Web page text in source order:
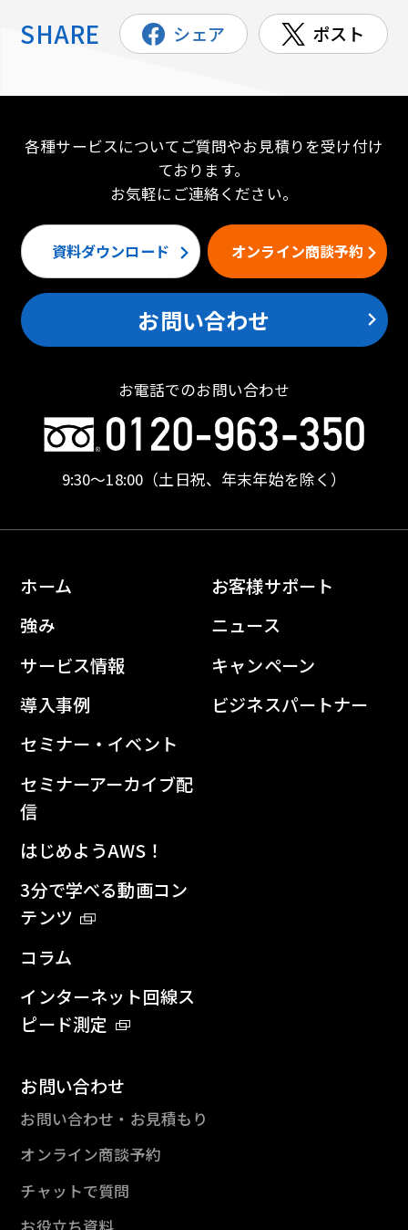
SHARE シェア ポスト
各種サービスについてご質問やお見積りを受け付け
ております。
お気軽にご連絡ください。
資料ダウンロード オンライン商談予約
お問い合わせ
お電話でのお問い合わせ
9:30〜18:00 （土日祝、年末年始を除く）
ホーム
強み
サービス情報
導入事例
セミナー・イベント
セミナーアーカイブ配
信
はじめようAWS！
3分で学べる動画コン
テンツ
コラム
インターネット回線ス
ピード測定
お客様サポート
ニュース
キャンペーン
ビジネスパートナー
お問い合わせ
お問い合わせ・お見積もり
オンライン商談予約
チャットで質問